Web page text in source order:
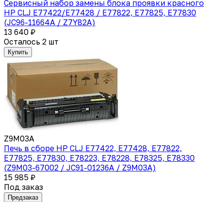
Сервисный набор замены блока проявки красного
HP CLJ E77422/E77428 / E77822, E77825, E77830
(JC96-11664A / Z7Y82A)
13 640 ₽
Осталось 2 шт
Купить
Z9M03A
Печь в сборе HP CLJ E77422, E77428, E77822,
E77825, E77830, E78223, E78228, E78325, E78330
(Z9M03-67002 / JC91-01236A / Z9M03A)
15 985 ₽
Под заказ
Предзаказ